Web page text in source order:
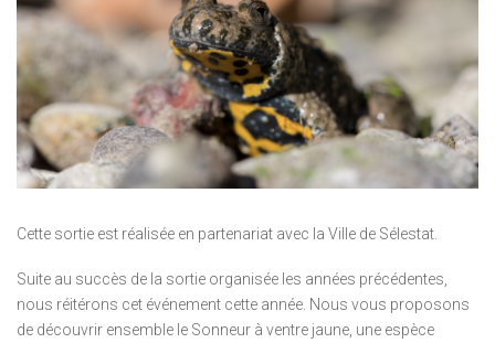
Cette sortie est réalisée en partenariat avec la Ville de Sélestat.
Suite au succès de la sortie organisée les années précédentes,
nous réitérons cet événement cette année. Nous vous proposons
de découvrir ensemble le Sonneur à ventre jaune, une espèce